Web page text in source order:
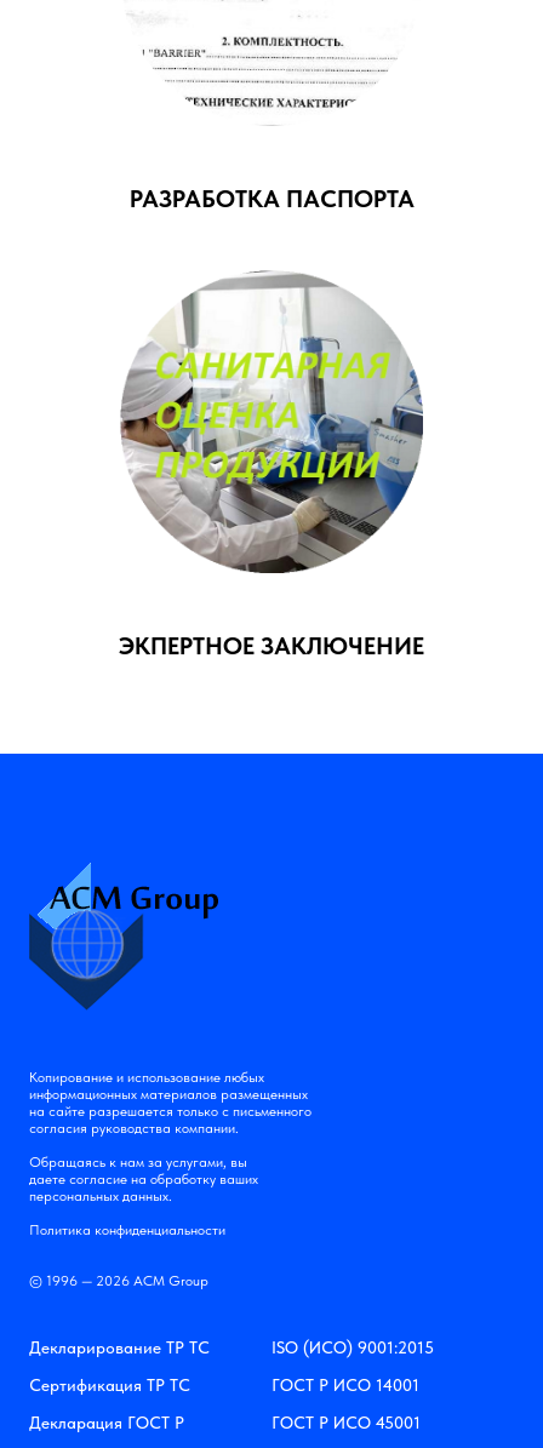
РАЗРАБОТКА ПАСПОРТА
ЭКПЕРТНОЕ ЗАКЛЮЧЕНИЕ
Копирование и использование любых
информационных материалов размещенных
на сайте разрешается только с письменного
согласия руководства компании.
Обращаясь к нам за услугами, вы
даете согласие на обработку ваших
персональных данных.
Политика конфиденциальности
© 1996 — 2026 АСМ Group
Декларирование ТР ТС
Сертификация ТР ТС
Декларация ГОСТ Р
ISO (ИСО) 9001:2015
ГОСТ Р ИСО 14001
ГОСТ Р ИСО 45001